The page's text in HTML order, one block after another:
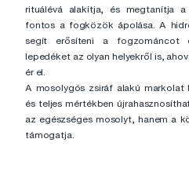
rituálévá alakítja, és megtanítja a
fontos a fogközök ápolása. A
segít erősíteni a fogzománcot
lepedéket az olyan helyekről is,
ér el.
A mosolygós zsiráf alakú markolat
és teljes mértékben
az egészséges mosolyt, hanem a
támogatja.